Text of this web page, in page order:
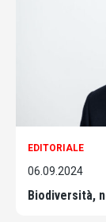
EDITORIALE
06.09.2024
Biodiversità,